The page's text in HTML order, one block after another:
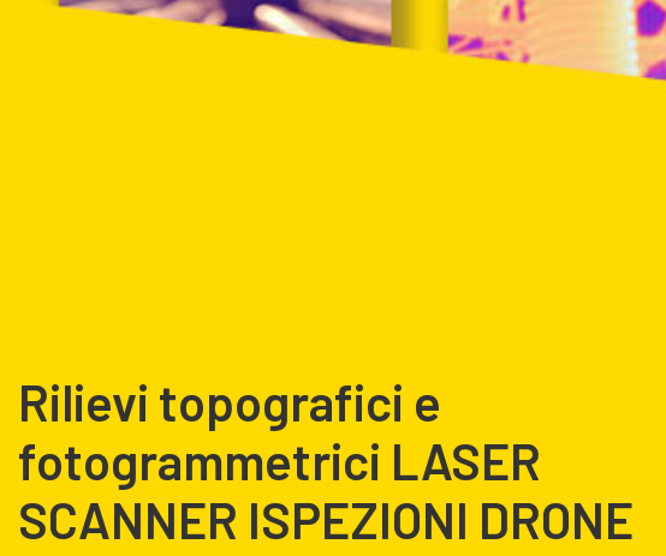
Rilievi topografici e
fotogrammetrici LASER
SCANNER ISPEZIONI DRONE